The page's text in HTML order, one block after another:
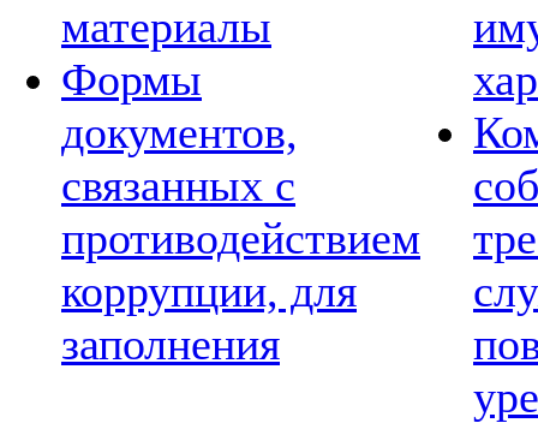
материалы
Формы
документов,
связанных с
противодействием
коррупции, для
заполнения